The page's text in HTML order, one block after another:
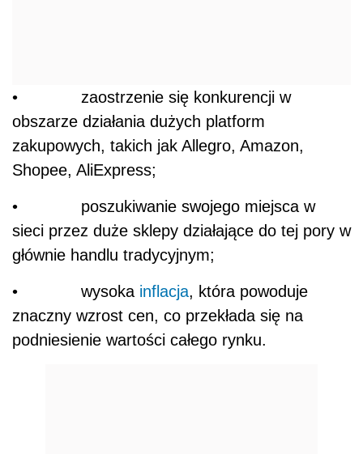
• zaostrzenie się konkurencji w
obszarze działania dużych platform
zakupowych, takich jak Allegro, Amazon,
Shopee, AliExpress;
• poszukiwanie swojego miejsca w
sieci przez duże sklepy działające do tej pory w
głównie handlu tradycyjnym;
• wysoka inflacja, która powoduje
znaczny wzrost cen, co przekłada się na
podniesienie wartości całego rynku.